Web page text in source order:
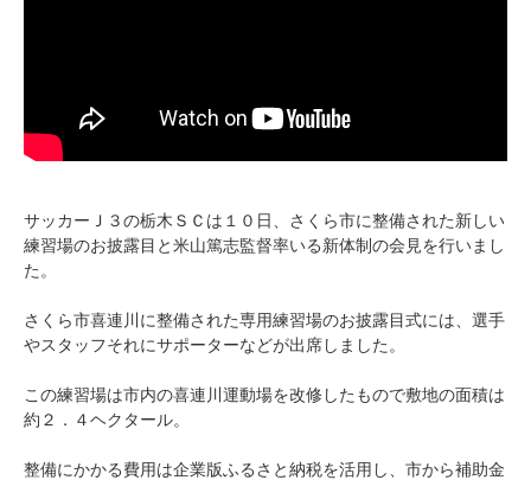
サッカーＪ３の栃木ＳＣは１０日、さくら市に整備された新しい
練習場のお披露目と米山篤志監督率いる新体制の会見を行いまし
た。
さくら市喜連川に整備された専用練習場のお披露目式には、選手
やスタッフそれにサポーターなどが出席しました。
この練習場は市内の喜連川運動場を改修したもので敷地の面積は
約２．４ヘクタール。
整備にかかる費用は企業版ふるさと納税を活用し、市から補助金